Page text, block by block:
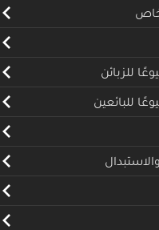
للزبائن
للبائعين